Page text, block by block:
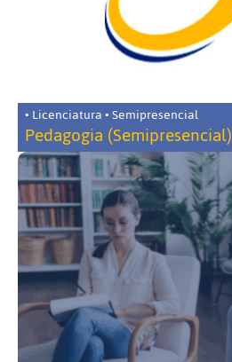
• Licenciatura • Semipresencial
Pedagogia (Semipresencial)